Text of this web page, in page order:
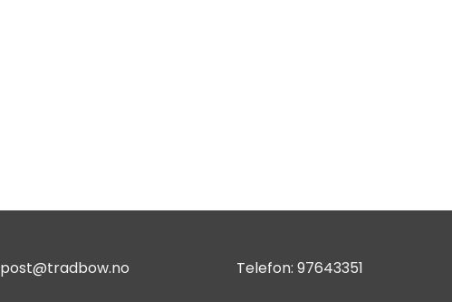
post@tradbow.no Telefon: 97643351